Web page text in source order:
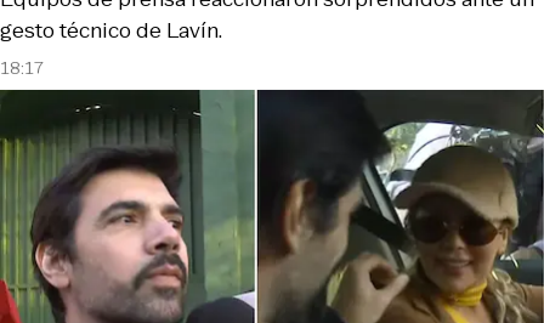
18:17
gesto técnico de Lavín.